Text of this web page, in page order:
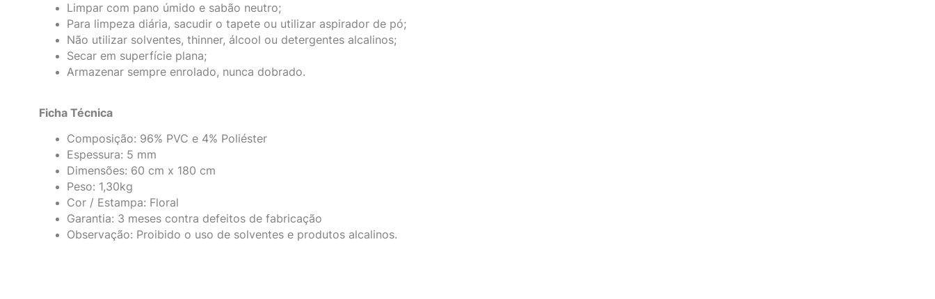
Limpar com pano úmido e sabão neutro;
Para limpeza diária, sacudir o tapete ou utilizar aspirador de pó;
Não utilizar solventes, thinner, álcool ou detergentes alcalinos;
Secar em superfície plana;
Armazenar sempre enrolado, nunca dobrado.
Ficha Técnica
Composição: 96% PVC e 4% Poliéster
Espessura: 5 mm
Dimensões: 60 cm x 180 cm
Peso: 1,30kg
Cor / Estampa: Floral
Garantia: 3 meses contra defeitos de fabricação
Observação: Proibido o uso de solventes e produtos alcalinos.